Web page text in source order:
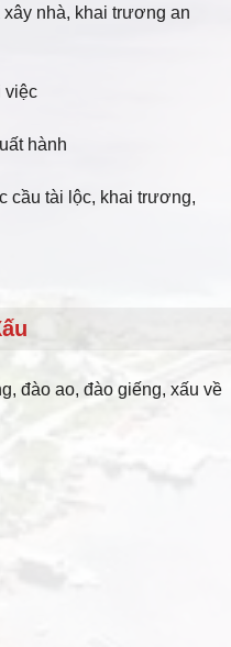
nhà, khai trương an
việc
hành
cầu tài lộc, khai trương,
đào ao, đào giếng, xấu về